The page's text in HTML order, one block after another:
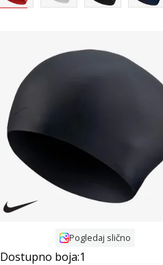
Pogledaj slično
Dostupno boja:1